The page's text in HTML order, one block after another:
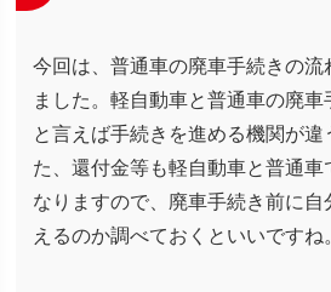
今回は、普通車の廃車手続きの流
ました。軽自動車と普通車の廃
と言えば手続きを進める機関が違
た、還付金等も軽自動車と普通
なりますので、廃車手続き前に
えるのか調べておくといいですね